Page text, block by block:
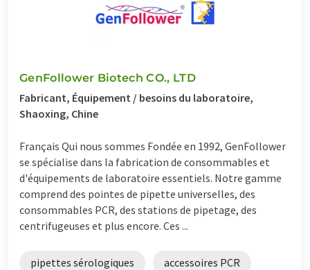
GenFollower Biotech CO., LTD
Fabricant, Équipement / besoins du laboratoire,
Shaoxing, Chine
Français Qui nous sommes Fondée en 1992, GenFollower
se spécialise dans la fabrication de consommables et
d'équipements de laboratoire essentiels. Notre gamme
comprend des pointes de pipette universelles, des
consommables PCR, des stations de pipetage, des
centrifugeuses et plus encore. Ces ...
pipettes sérologiques accessoires PCR